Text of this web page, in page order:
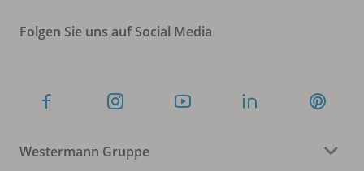
Folgen Sie uns auf Social Media
Westermann Gruppe